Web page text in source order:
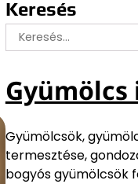
Keresés
Keresés:
Gyümölcs
Gyümölcsök,
termesztése,
bogyós gyümölcsök